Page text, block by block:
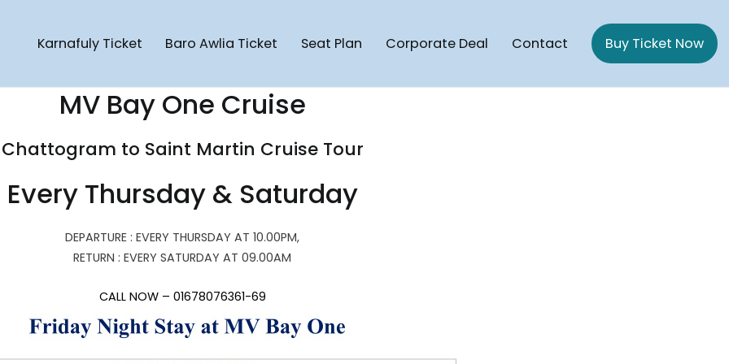
Ship
Cruise Ship | Saint Martin To Chattogram Cruise Ship | Potegaon Cruise | Potegaon Beach To saint Martin Cruise ship
Karnafuly Ticket Baro Awlia Ticket Seat Plan Corporate Deal Contact Buy Ticket Now
MV Bay One Cruise
Chattogram to Saint Martin Cruise Tour
Every Thursday & Saturday
DEPARTURE : EVERY THURSDAY AT 10.00PM,
RETURN : EVERY SATURDAY AT 09.00AM
CALL NOW – 01678076361-69